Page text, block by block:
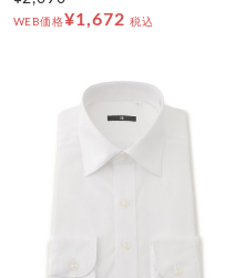
WEB価格¥1,672 税込